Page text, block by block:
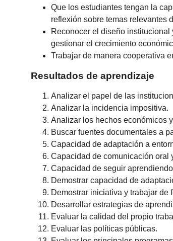
Que los estudiantes tengan la
reflexión sobre temas relevantes
Reconocer el diseño
gestionar el crecimiento
Trabajar de manera cooperativa
Resultados de aprendizaje
Analizar el papel de las
Analizar la incidencia impositiva.
Analizar los hechos económicos
Buscar fuentes documentales a
Capacidad de adaptación a
Capacidad de comunicación oral
Capacidad de seguir
Demostrar capacidad de
Demostrar iniciativa y trabajar de
Desarrollar estrategias de
Evaluar la calidad del propio
Evaluar las políticas públicas.